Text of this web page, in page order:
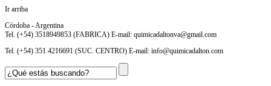
Ir arriba
Córdoba - Argentina
Tel. (+54) 3518949853 (FABRICA) E-mail: quimicadaltonva@gmail.com
Tel. (+54) 351 4216691 (SUC. CENTRO) E-mail: info@quimicadalton.com